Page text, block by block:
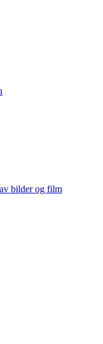
bilder og film